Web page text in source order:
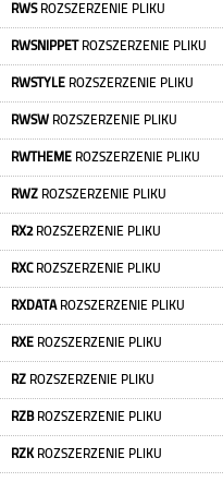
RWSROZSZERZENIE PLIKU
RWSNIPPETROZSZERZENIE PLIKU
RWSTYLE ROZSZERZENIE PLIKU
RWSW ROZSZERZENIE PLIKU
RWTHEME ROZSZERZENIE PLIKU
RWZ ROZSZERZENIE PLIKU
RX2ROZSZERZENIE PLIKU
RXCROZSZERZENIE PLIKU
RXDATAROZSZERZENIE PLIKU
RXE ROZSZERZENIE PLIKU
RZ ROZSZERZENIE PLIKU
RZBROZSZERZENIE PLIKU
RZKROZSZERZENIE PLIKU